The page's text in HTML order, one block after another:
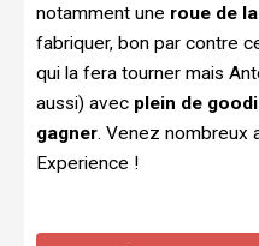
notamment une roue de
fabriquer, bon par contre
qui la fera tourner mais
aussi) avec plein de
gagner . Venez nombreux
Experience !